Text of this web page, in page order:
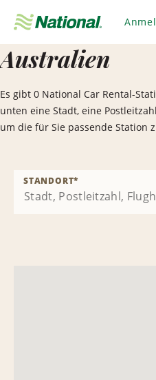
überspringen
Australien
Es gibt 0 National Car Rental-
unten eine Stadt, eine
um die für Sie passende Station
STANDORT*